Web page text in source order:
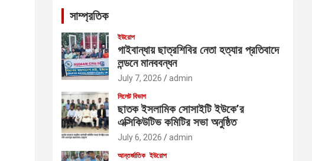
সাম্প্রতিক
ইউরোপ
গাইবান্ধায় ছাত্রশিবির নেতা হত্যার প্রতিবাদে
লন্ডনে মানববন্ধন
July 7, 2026 admin
সিলেট বিভাগ
ছাতক ইসলামিক সোসাইটি ইউকে’র
এক্সিকিউটিভ কমিটির সভা অনুষ্ঠিত
July 6, 2026 admin
আন্তর্জাতিক ইউরোপ